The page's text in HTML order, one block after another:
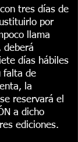
tres días de
por
llama
deberá
días hábiles
falta de
la
reservará el
a dicho
ediciones.